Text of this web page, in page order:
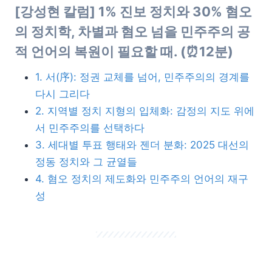
[강성현 칼럼] 1% 진보 정치와 30% 혐오
의 정치학, 차별과 혐오 넘을 민주주의 공
적 언어의 복원이 필요할 때. (⏰12분)
1. 서(序): 정권 교체를 넘어, 민주주의의 경계를
다시 그리다
2. 지역별 정치 지형의 입체화: 감정의 지도 위에
서 민주주의를 선택하다
3. 세대별 투표 행태와 젠더 분화: 2025 대선의
정동 정치와 그 균열들
4. 혐오 정치의 제도화와 민주주의 언어의 재구
성